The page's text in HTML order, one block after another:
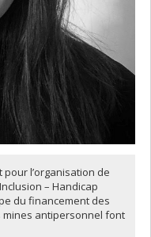
l’organisation de
– Handicap
du financement des
antipersonnel font